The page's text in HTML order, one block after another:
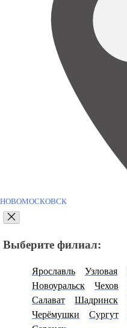
НОВОМОСКОВСК
Выберите филиал:
Ярославль Узловая
Новоуральск
Чехов
Салават
Шадринск
Черёмушки
Сургут